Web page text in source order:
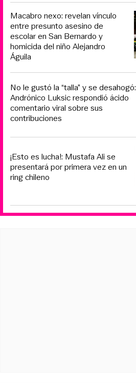
Macabro nexo: revelan vínculo
entre presunto asesino de
escolar en San Bernardo y
homicida del niño Alejandro
Águila
No le gustó la “talla” y se desahogó:
Andrónico Luksic respondió ácido
comentario viral sobre sus
contribuciones
¡Esto es lucha!: Mustafa Ali se
presentará por primera vez en un
ring chileno